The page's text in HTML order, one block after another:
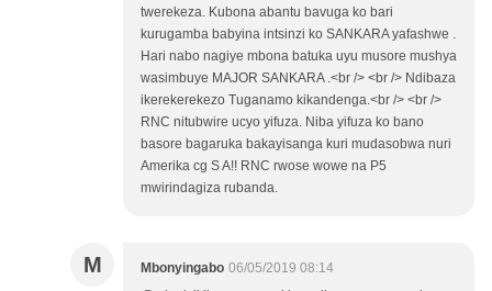
twerekeza. Kubona abantu bavuga ko bari
kurugamba babyina intsinzi ko SANKARA yafashwe .
Hari nabo nagiye mbona batuka uyu musore mushya
wasimbuye MAJOR SANKARA .<br /> <br /> Ndibaza
ikerekerekezo Tuganamo kikandenga.<br /> <br />
RNC nitubwire ucyo yifuza. Niba yifuza ko bano
basore bagaruka bakayisanga kuri mudasobwa nuri
Amerika cg S A!! RNC rwose wowe na P5
mwirindagiza rubanda.
M Mbonyingabo 06/05/2019 08:14